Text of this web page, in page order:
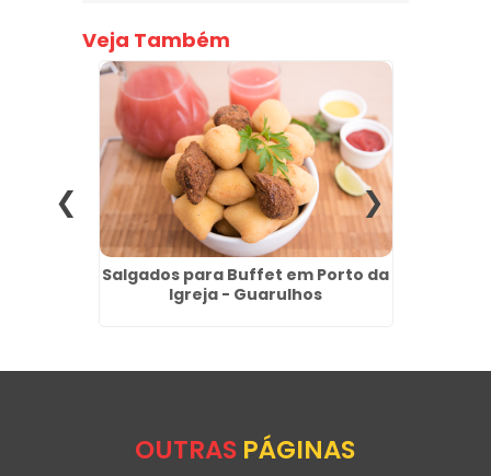
Veja Também
Salgados para Buffet em Porto da
Igreja - Guarulhos
OUTRAS PÁGINAS